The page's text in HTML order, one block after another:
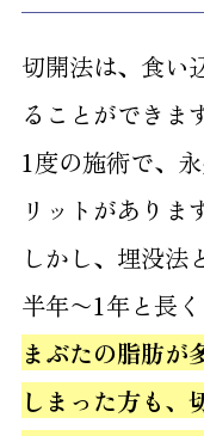
切開法は、食い
ることができま
1度の施術で、
リットがありま
しかし、埋没法
半年〜1年と長
まぶたの脂肪が
しまった方も、